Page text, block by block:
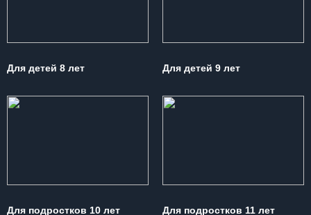
Для детей 8 лет Для детей 9 лет
Для подростков 10 лет Для подростков 11 лет